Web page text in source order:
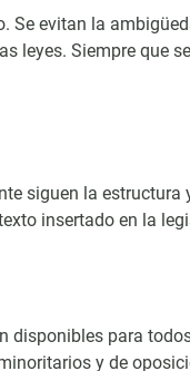
evitan la
leyes. Siempre que
siguen la
insertado en la
disponibles para
y de